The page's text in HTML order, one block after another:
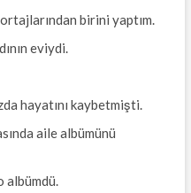
birini yaptım.
eviydi.
hayatını kaybetmişti.
aile albümünü
albümdü.